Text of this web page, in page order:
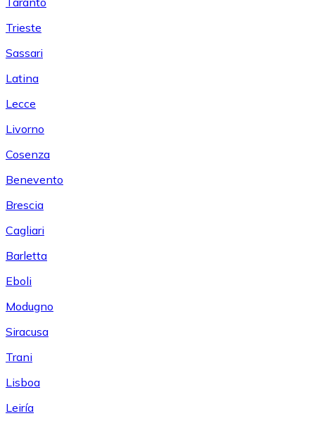
Trieste
Sassari
Latina
Lecce
Livorno
Cosenza
Benevento
Brescia
Cagliari
Barletta
Eboli
Modugno
Siracusa
Trani
Lisboa
Leiría